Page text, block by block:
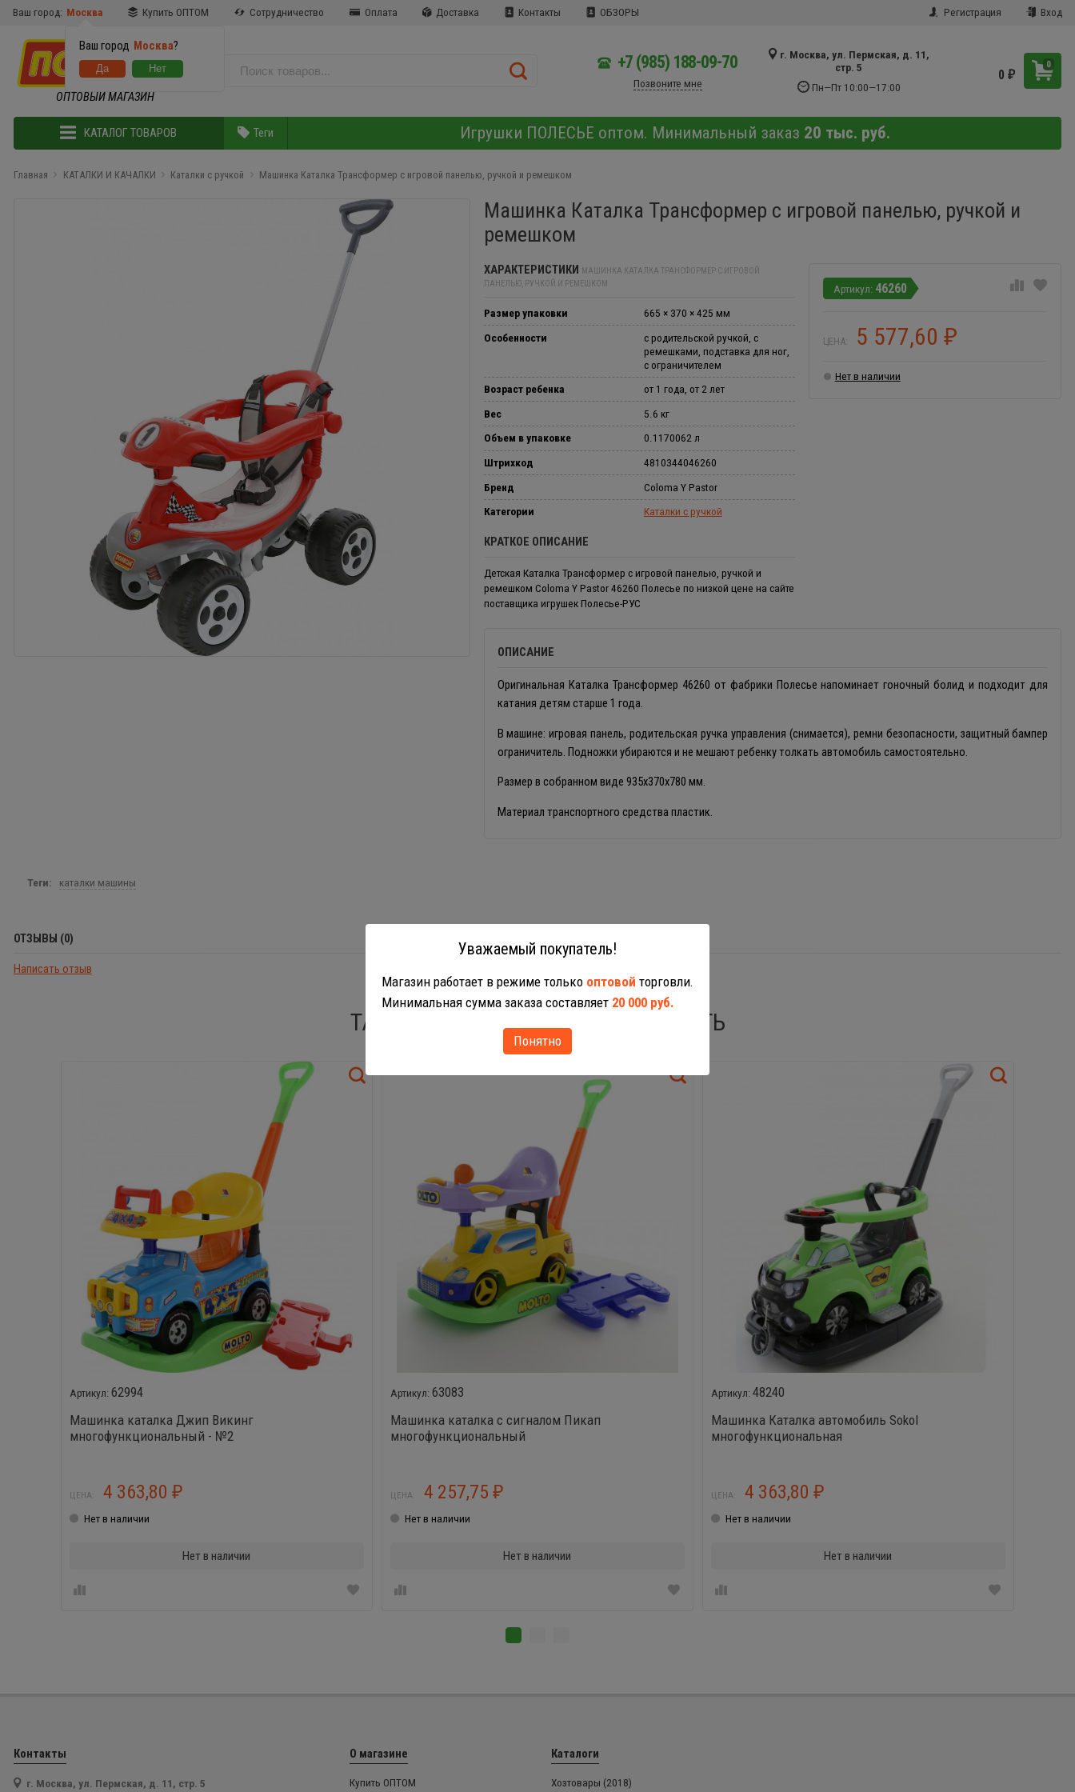
Ваш город: Москва
Ваш город Москва?
Купить ОПТОМ Сотрудничество Оплата Доставка Контакты ОБЗОРЫ Регистрация Вход
ОПТОВЫЙ МАГАЗИН
+7 (985) 188-09-70
Позвоните мне
г. Москва, ул. Пермская, д. 11,
стр. 5
Пн—Пт 10:00—17:00
0
0₽
КАТАЛОГ ТОВАРОВ Теги Игрушки ПОЛЕСЬЕ оптом. Минимальный заказ 20 тыс. руб.
Главная КАТАЛКИ И КАЧАЛКИ Каталки с ручкой Машинка Каталка Трансформер с игровой панелью, ручкой и ремешком
Машинка Каталка Трансформер с игровой панелью, ручкой и
ремешком
46260
ЦЕНА: 5 577,60₽
Нет в наличии
ХАРАКТЕРИСТИКИ МАШИНКА КАТАЛКА ТРАНСФОРМЕР С ИГРОВОЙ
ПАНЕЛЬЮ, РУЧКОЙ И РЕМЕШКОМ
Размер упаковки
665 × 370 × 425 мм
Особенности
с родительской ручкой, с
ремешками, подставка для ног,
с ограничителем
Возраст ребенка
от 1 года, от 2 лет
Вес
5.6 кг
Объем в упаковке
0.1170062 л
Штрихкод
4810344046260
Бренд
Coloma Y Pastor
Категории
Каталки с ручкой
КРАТКОЕ ОПИСАНИЕ
Детская Каталка Трансформер с игровой панелью, ручкой и
ремешком Coloma Y Pastor 46260 Полесье по низкой цене на сайте
поставщика игрушек Полесье-РУС
ОПИСАНИЕ
Оригинальная Каталка Трансформер 46260 от фабрики Полесье напоминает гоночный болид и подходит для
катания детям старше 1 года.
В машине: игровая панель, родительская ручка управления (снимается), ремни безопасности, защитный бампер
ограничитель. Подножки убираются и не мешают ребенку толкать автомобиль самостоятельно.
Размер в собранном виде 935х370х780 мм.
Материал транспортного средства пластик.
Теги: каталки машины
ОТЗЫВЫ (0)
Написать отзыв
ТАКЖЕ ВАС МОГУТ ЗАИНТЕРЕСОВАТЬ
62994
Машинка каталка Джип Викинг
многофункциональный - №2
ЦЕНА: 4 363,80 ₽
Нет в наличии
Нет в наличии
63083
Машинка каталка с сигналом Пикап
многофункциональный
ЦЕНА: 4 257,75 ₽
Нет в наличии
Нет в наличии
48240
Машинка Каталка автомобиль Sokol
многофункциональная
ЦЕНА: 4 363,80 ₽
Нет в наличии
Нет в наличии
Контакты
г. Москва, ул. Пермская, д. 11, стр. 5
О магазине
Купить ОПТОМ
Каталоги
Хозтовары (2018)
Уважаемый покупатель!
Магазин работает в режиме только оптовой торговли.
Минимальная сумма заказа составляет 20 000 руб.
Понятно